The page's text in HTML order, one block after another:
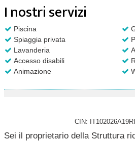
I nostri servizi
Piscina
Spiaggia privata
Lavanderia
Accesso disabili
Animazione
CIN:
Sei il proprietario della Struttura